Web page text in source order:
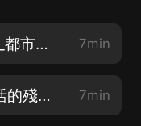
假婿_第1集 該好好的玩玩了_都市生活的殘酷廝殺，愛恨情仇，豪門商戰，訂閱不迷路 7min
假婿_第2集 憑什麼_都市生活的殘酷廝殺，愛恨情仇，豪門商戰，訂閱不迷路 7min